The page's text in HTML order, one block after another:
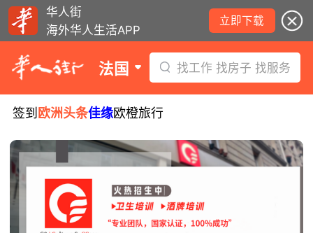
华人街
海外华人生活APP
立即下载
法国 找工作 找房子 找服务
签到 欧洲头条佳缘欧橙旅行